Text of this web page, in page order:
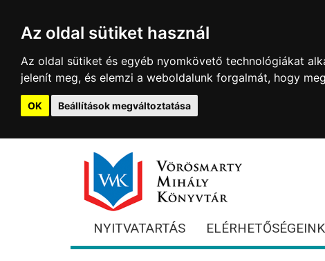
Az oldal sütiket használ
Az oldal sütiket és egyéb nyomkövető technológiákat
jelenít meg, és elemzi a weboldalunk forgalmát, hogy
OK Beállítások megváltoztatása
NYITVATARTÁS ELÉRHETŐSÉGEINK